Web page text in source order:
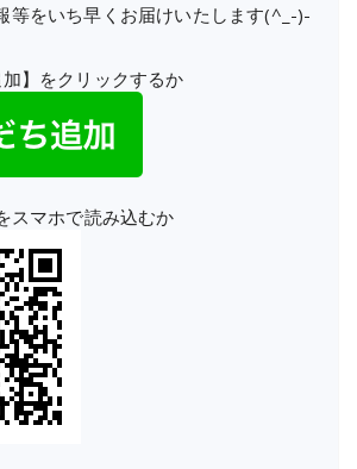
等をいち早くお届けいたします(^_-)-
】をクリックするか
スマホで読み込むか